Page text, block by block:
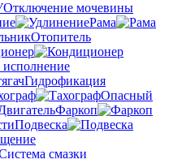
Отключение мочевины
Рама
Отопитель
Гидрофикация
Опасный
Фаркоп
Подвеска
смазки